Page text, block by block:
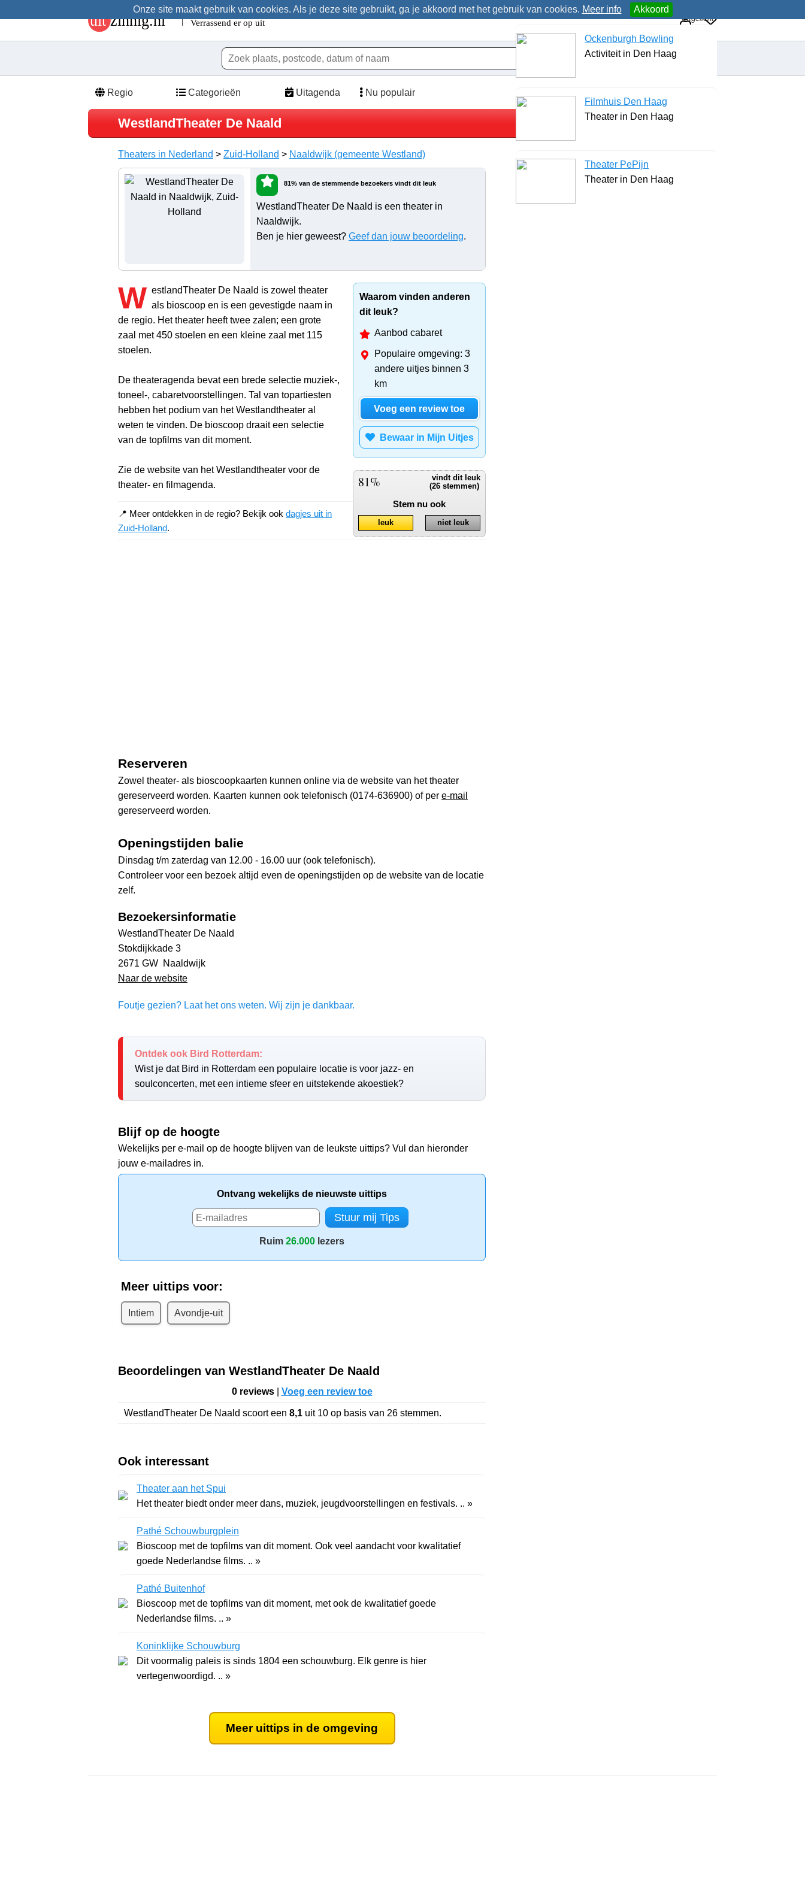
Onze site maakt gebruik van cookies. Als je deze site gebruikt, ga je akkoord met het gebruik van cookies. Meer info Akkoord
Regio Categorieën Uitagenda Nu populair
WestlandTheater De Naald
Theaters in Nederland > Zuid-Holland > Naaldwijk (gemeente Westland)
81% van de stemmende bezoekers vindt dit leuk
WestlandTheater De Naald is een theater in
Naaldwijk.
Ben je hier geweest? Geef dan jouw beoordeling.
Waarom vinden anderen
dit leuk?
Aanbod cabaret
Populaire omgeving: 3
andere uitjes binnen 3
km
Voeg een review toe
Bewaar in Mijn Uitjes
vindt dit leuk
(26 stemmen)
81%
Stem nu ook
leuk niet leuk
W estlandTheater De Naald is zowel theater
als bioscoop en is een gevestigde naam in
de regio. Het theater heeft twee zalen; een grote
zaal met 450 stoelen en een kleine zaal met 115
stoelen.
De theateragenda bevat een brede selectie muziek-,
toneel-, cabaretvoorstellingen. Tal van topartiesten
hebben het podium van het Westlandtheater al
weten te vinden. De bioscoop draait een selectie
van de topfilms van dit moment.
Zie de website van het Westlandtheater voor de
theater- en filmagenda.
📍 Meer ontdekken in de regio? Bekijk ook dagjes uit in
Zuid-Holland.
Reserveren
Zowel theater- als bioscoopkaarten kunnen online via de website van het theater
gereserveerd worden. Kaarten kunnen ook telefonisch (0174-636900) of per e-mail
gereserveerd worden.
Openingstijden balie
Dinsdag t/m zaterdag van 12.00 - 16.00 uur (ook telefonisch).
Controleer voor een bezoek altijd even de openingstijden op de website van de locatie
zelf.
Bezoekersinformatie
WestlandTheater De Naald
Stokdijkkade 3
2671 GW Naaldwijk
Naar de website
Foutje gezien? Laat het ons weten. Wij zijn je dankbaar.
Ontdek ook Bird Rotterdam:
Wist je dat Bird in Rotterdam een populaire locatie is voor jazz- en
soulconcerten, met een intieme sfeer en uitstekende akoestiek?
Blijf op de hoogte
Wekelijks per e-mail op de hoogte blijven van de leukste uittips? Vul dan hieronder
jouw e-mailadres in.
Ontvang wekelijks de nieuwste uittips
Ruim 26.000 lezers
Meer uittips voor:
Intiem Avondje-uit
Beoordelingen van WestlandTheater De Naald
0 reviews| Voeg een review toe
WestlandTheater De Naald scoort een 8,1 uit 10 op basis van 26 stemmen.
Ook interessant
Theater aan het Spui
Het theater biedt onder meer dans, muziek, jeugdvoorstellingen en festivals. .. »
Pathé Schouwburgplein
Bioscoop met de topfilms van dit moment. Ook veel aandacht voor kwalitatief
goede Nederlandse films. .. »
Pathé Buitenhof
Bioscoop met de topfilms van dit moment, met ook de kwalitatief goede
Nederlandse films. .. »
Koninklijke Schouwburg
Dit voormalig paleis is sinds 1804 een schouwburg. Elk genre is hier
vertegenwoordigd. .. »
Meer uittips in de omgeving
Uitgelicht
Ockenburgh Bowling
Activiteit in Den Haag
Filmhuis Den Haag
Theater in Den Haag
Theater PePijn
Theater in Den Haag